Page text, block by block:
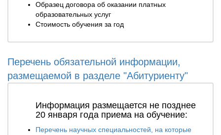
Образец договора об оказании платных
образовательных услуг
Стоимость обучения за год
Перечень обязательной информации,
размещаемой в разделе "Абитуриенту"
Информация размещается не позднее
20 января года приема на обучение:
Перечень научных специальностей, на которые